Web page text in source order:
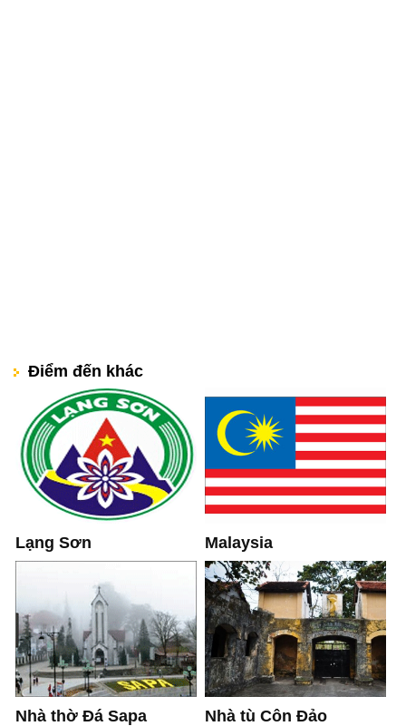
Điểm đến khác
Lạng Sơn Malaysia
Nhà thờ Đá Sapa Nhà tù Côn Đảo